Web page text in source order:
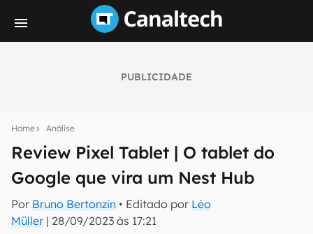
PUBLICIDADE
Home Análise
Review Pixel Tablet | O tablet do
Google que vira um Nest Hub
Por Bruno Bertonzin • Editado por Léo
Müller | 28/09/2023 às 17:21
notícias e reviews sobre tecnologia em primeira
mão.
E-mail